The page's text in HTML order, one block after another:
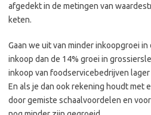
afgedekt in de metingen van
keten.
Gaan we uit van minder inkoopgroei
inkoop dan de 14% groei in
inkoop van foodservicebedrijven
En als je dan ook rekening houdt met
door gemiste schaalvoordelen en